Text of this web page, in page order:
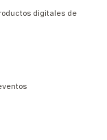
digitales de